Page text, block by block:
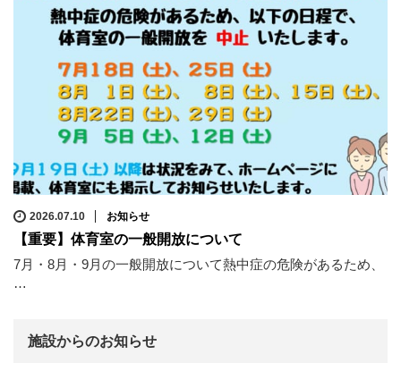
2026.07.10 お知らせ
【重要】体育室の一般開放について
7月・8月・9月の一般開放について熱中症の危険があるため、
…
施設からのお知らせ